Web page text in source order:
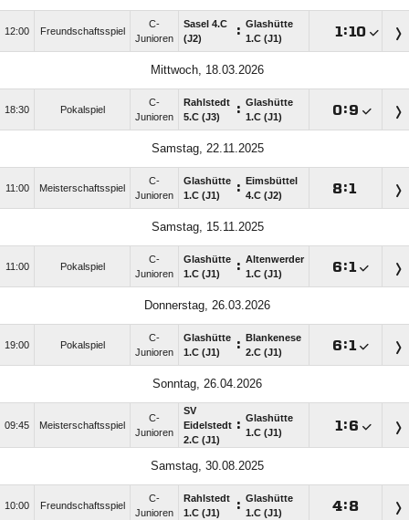
12:00 Freundschaftsspiel
C-
Junioren
Sasel 4.C
(J2)
: Glashütte
1.C (J1)
:
Mittwoch, 18.03.2026
18:30 Pokalspiel
C-
Junioren
Rahlstedt
5.C (J3)
: Glashütte
1.C (J1)
:
Samstag, 22.11.2025
11:00 Meisterschaftsspiel
C-
Junioren
Glashütte
1.C (J1)
:
Eimsbüttel
4.C (J2)
:
Samstag, 15.11.2025
11:00 Pokalspiel
C-
Junioren
Glashütte
1.C (J1)
: Altenwerder
1.C (J1)
:
Donnerstag, 26.03.2026
19:00 Pokalspiel
C-
Junioren
Glashütte
1.C (J1)
:
Blankenese
2.C (J1)
:
Sonntag, 26.04.2026
09:45 Meisterschaftsspiel
C-
Junioren
SV
Eidelstedt
2.C (J1)
: Glashütte
1.C (J1)
:
Samstag, 30.08.2025
10:00 Freundschaftsspiel
C-
Junioren
Rahlstedt
1.C (J1)
: Glashütte
1.C (J1)
: